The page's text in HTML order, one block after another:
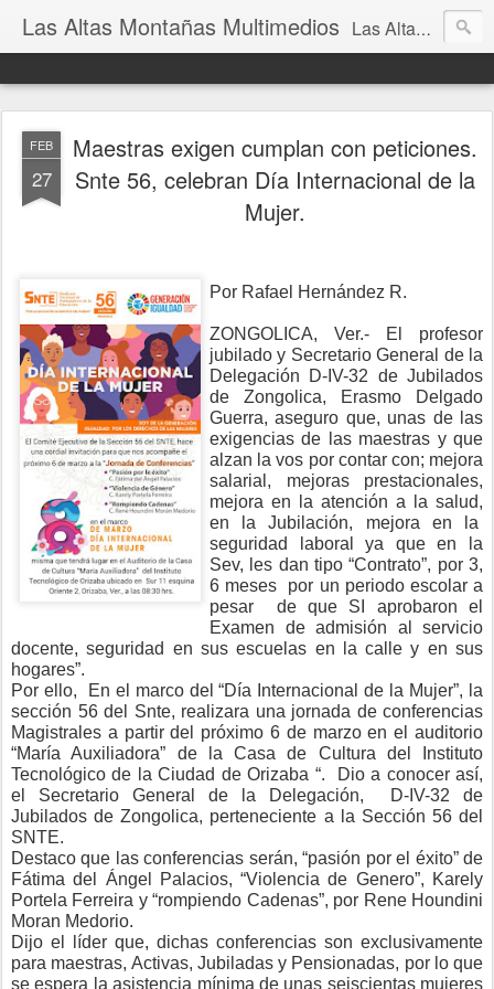
Las Altas Montañas Multimedios Las Altas Montañas Multimedios
FEB
27
Maestras exigen cumplan con peticiones.
Snte 56, celebran Día Internacional de la
Mujer.
Por Rafael Hernández R.
ZONGOLICA, Ver.- El profesor
jubilado y Secretario General de la
Delegación D-IV-32 de Jubilados
de Zongolica, Erasmo Delgado
Guerra, aseguro que, unas de las
exigencias de las maestras y que
alzan la vos por contar con; mejora
salarial, mejoras prestacionales,
mejora en la atención a la salud,
en la Jubilación, mejora en la
seguridad laboral ya que en la
Sev, les dan tipo “Contrato”, por 3,
6 meses
por un periodo escolar a
pesar
de que SI aprobaron el
Examen de admisión al servicio
docente, seguridad en sus escuelas en la calle y en sus
hogares”.
Por ello,
En el marco del “Día Internacional de la Mujer”, la
sección 56 del Snte, realizara una jornada de conferencias
Magistrales a partir del próximo 6 de marzo en el auditorio
“María Auxiliadora” de la Casa de Cultura del Instituto
Tecnológico de la Ciudad de Orizaba “.
Dio a conocer así,
el Secretario General de la Delegación,
D-IV-32 de
Jubilados de Zongolica, perteneciente a la Sección 56 del
SNTE.
Destaco que las conferencias serán, “pasión por el éxito” de
Fátima del Ángel Palacios, “Violencia de Genero”, Karely
Portela Ferreira y “rompiendo Cadenas”, por Rene Houndini
Moran Medorio.
Dijo el líder que, dichas conferencias son exclusivamente
para maestras, Activas, Jubiladas y Pensionadas, por lo que
se espera la asistencia mínima de unas seiscientas mujeres